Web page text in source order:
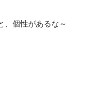
、個性があるな～